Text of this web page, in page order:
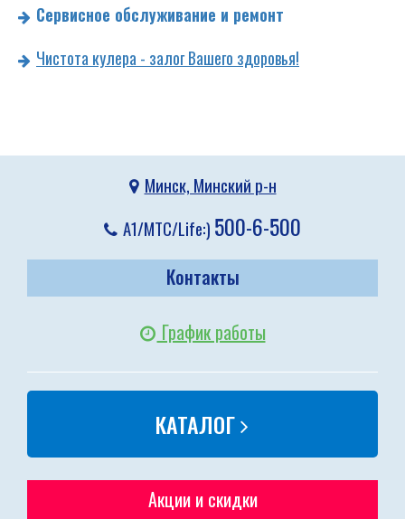
Сервисное обслуживание и ремонт
Чистота кулера - залог Вашего здоровья!
Минск, Минский р-н
A1/МТС/Life:) 500-6-500
Контакты
График работы
КАТАЛОГ
Акции и скидки